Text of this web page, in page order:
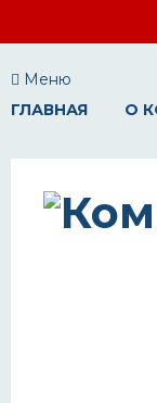
Меню
ГЛАВНАЯ
О